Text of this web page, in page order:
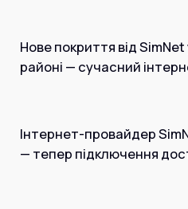
Інтернет+ТБ
Телебачення
Домофонія
Інше
Для дому
Для бізнесу
Нове покриття від
районі — сучасний
Інтернет-провайдер
— тепер підключення